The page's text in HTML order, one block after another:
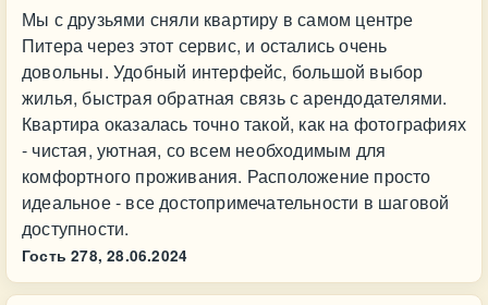
Мы с друзьями сняли квартиру в самом центре
Питера через этот сервис, и остались очень
довольны. Удобный интерфейс, большой выбор
жилья, быстрая обратная связь с арендодателями.
Квартира оказалась точно такой, как на фотографиях
- чистая, уютная, со всем необходимым для
комфортного проживания. Расположение просто
идеальное - все достопримечательности в шаговой
доступности.
Гость 278, 28.06.2024